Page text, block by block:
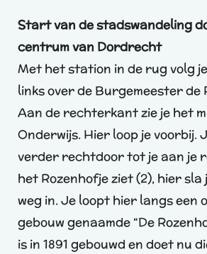
Start van de stadswandeling
centrum van Dordrecht
Met het station in de rug volg
links over de Burgemeester de
Aan de rechterkant zie je het
Onderwijs. Hier loop je voorbij.
verder rechtdoor tot je aan je
het Rozenhofje ziet (2), hier
weg in. Je loopt hier langs een
gebouw genaamde “De
is in 1891 gebouwd en doet nu